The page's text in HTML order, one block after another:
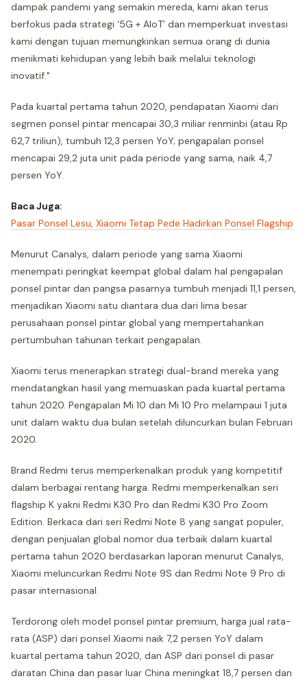
dampak pandemi yang semakin mereda, kami akan terus
berfokus pada strategi ‘5G + AIoT’ dan memperkuat investasi
kami dengan tujuan memungkinkan semua orang di dunia
menikmati kehidupan yang lebih baik melalui teknologi
inovatif."
Pada kuartal pertama tahun 2020, pendapatan Xiaomi dari
segmen ponsel pintar mencapai 30,3 miliar renminbi (atau Rp
62,7 triliun), tumbuh 12,3 persen YoY; pengapalan ponsel
mencapai 29,2 juta unit pada periode yang sama, naik 4,7
persen YoY.
Baca Juga:
Pasar Ponsel Lesu, Xiaomi Tetap Pede Hadirkan Ponsel Flagship
Menurut Canalys, dalam periode yang sama Xiaomi
menempati peringkat keempat global dalam hal pengapalan
ponsel pintar dan pangsa pasarnya tumbuh menjadi 11,1 persen,
menjadikan Xiaomi satu diantara dua dari lima besar
perusahaan ponsel pintar global yang mempertahankan
pertumbuhan tahunan terkait pengapalan.
Xiaomi terus menerapkan strategi dual-brand mereka yang
mendatangkan hasil yang memuaskan pada kuartal pertama
tahun 2020. Pengapalan Mi 10 dan Mi 10 Pro melampaui 1 juta
unit dalam waktu dua bulan setelah diluncurkan bulan Februari
2020.
Brand Redmi terus memperkenalkan produk yang kompetitif
dalam berbagai rentang harga. Redmi memperkenalkan seri
flagship K yakni Redmi K30 Pro dan Redmi K30 Pro Zoom
Edition. Berkaca dari seri Redmi Note 8 yang sangat populer,
dengan penjualan global nomor dua terbaik dalam kuartal
pertama tahun 2020 berdasarkan laporan menurut Canalys,
Xiaomi meluncurkan Redmi Note 9S dan Redmi Note 9 Pro di
pasar internasional.
Terdorong oleh model ponsel pintar premium, harga jual rata-
rata (ASP) dari ponsel Xiaomi naik 7,2 persen YoY dalam
kuartal pertama tahun 2020, dan ASP dari ponsel di pasar
daratan China dan pasar luar China meningkat 18,7 persen dan